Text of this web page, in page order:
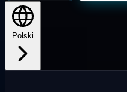
Polski